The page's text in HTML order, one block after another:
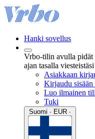
Hanki sovellus
Vrbo-tilin avulla pidät
ajan tasalla viesteistäsi
Asiakkaan
Kirjaudu sisään
Luo ilmainen tili
Tuki